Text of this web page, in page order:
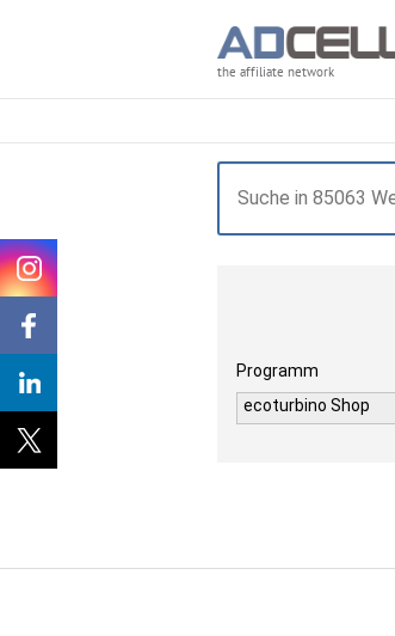
the affiliate network
Programm
ecoturbino Shop